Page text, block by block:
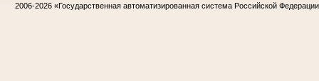
2006-2026 «Государственная автоматизированная система Российской